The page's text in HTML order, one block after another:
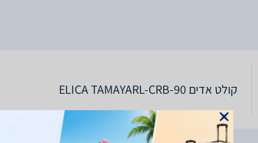
קולט אדים ELICA TAMAYARL-CRB-90